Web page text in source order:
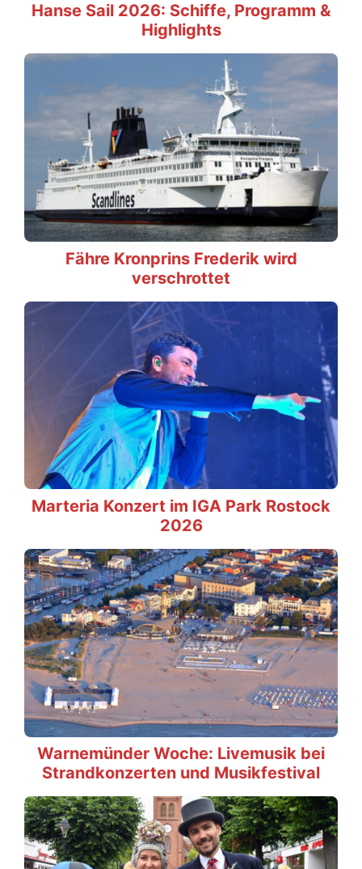
Hanse Sail 2026: Schiffe, Programm &
Highlights
Fähre Kronprins Frederik wird
verschrottet
Marteria Konzert im IGA Park Rostock
2026
Warnemünder Woche: Livemusik bei
Strandkonzerten und Musikfestival